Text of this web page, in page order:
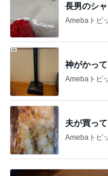
長男のシ
Amebaトピ
神がかっ
Amebaトピ
夫が買っ
Amebaトピ